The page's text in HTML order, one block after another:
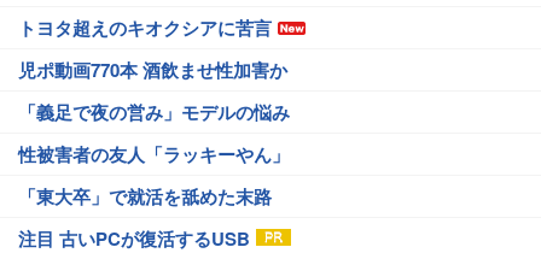
トヨタ超えのキオクシアに苦言
児ポ動画770本 酒飲ませ性加害か
「義足で夜の営み」モデルの悩み
性被害者の友人「ラッキーやん」
「東大卒」で就活を舐めた末路
注目 古いPCが復活するUSB